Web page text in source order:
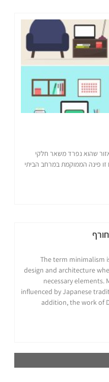
שהוא נפרד משאר חלקי
זו פינה הממוקמת במרחב הביתי
The term minimalism
design and architecture
necessary elements.
influenced by Japanese
addition, the work of